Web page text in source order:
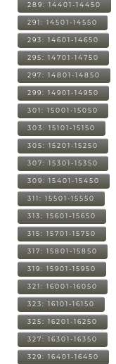
289: 14401-14450
291: 14501-14550
293: 14601-14650
295: 14701-14750
297: 14801-14850
299: 14901-14950
301: 15001-15050
303: 15101-15150
305: 15201-15250
307: 15301-15350
309: 15401-15450
311: 15501-15550
313: 15601-15650
315: 15701-15750
317: 15801-15850
319: 15901-15950
321: 16001-16050
323: 16101-16150
325: 16201-16250
327: 16301-16350
329: 16401-16450